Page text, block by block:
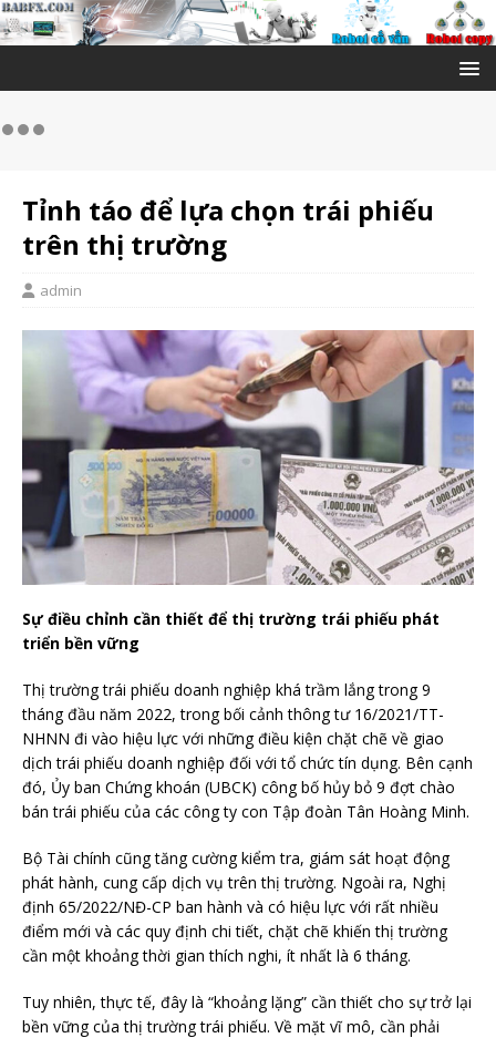
Tỉnh táo để lựa chọn trái phiếu
trên thị trường
admin
Sự điều chỉnh cần thiết để thị trường trái phiếu phát
triển bền vững
Thị trường trái phiếu doanh nghiệp khá trầm lắng trong 9
tháng đầu năm 2022, trong bối cảnh thông tư 16/2021/TT-
NHNN đi vào hiệu lực với những điều kiện chặt chẽ về giao
dịch trái phiếu doanh nghiệp đối với tổ chức tín dụng. Bên cạnh
đó, Ủy ban Chứng khoán (UBCK) công bố hủy bỏ 9 đợt chào
bán trái phiếu của các công ty con Tập đoàn Tân Hoàng Minh.
Bộ Tài chính cũng tăng cường kiểm tra, giám sát hoạt động
phát hành, cung cấp dịch vụ trên thị trường. Ngoài ra, Nghị
định 65/2022/NĐ-CP ban hành và có hiệu lực với rất nhiều
điểm mới và các quy định chi tiết, chặt chẽ khiến thị trường
cần một khoảng thời gian thích nghi, ít nhất là 6 tháng.
Tuy nhiên, thực tế, đây là “khoảng lặng” cần thiết cho sự trở lại
bền vững của thị trường trái phiếu. Về mặt vĩ mô, cần phải